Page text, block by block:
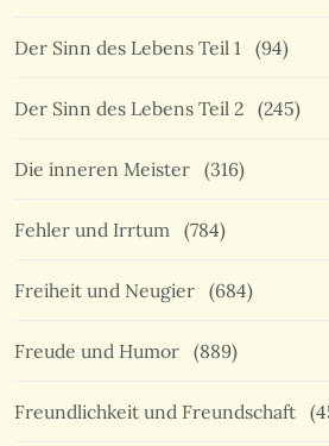
Der Sinn des Lebens Teil 1 (94)
Der Sinn des Lebens Teil 2 (245)
Die inneren Meister (316)
Fehler und Irrtum (784)
Freiheit und Neugier (684)
Freude und Humor (889)
Freundlichkeit und Freundschaft